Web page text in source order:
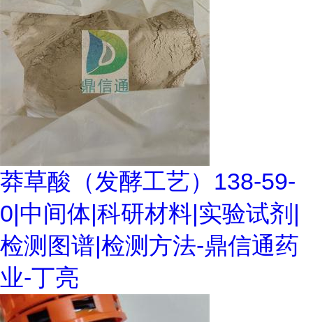
莽草酸（发酵工艺）138-59-
0|中间体|科研材料|实验试剂|
检测图谱|检测方法-鼎信通药
业-丁亮